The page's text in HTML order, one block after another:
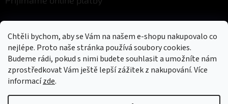
Chtěli bychom, aby se Vám na našem e-shopu nakupovalo co
nejlépe. Proto naše stránka používá soubory cookies.
Budeme rádi, pokud s nimi budete souhlasit a umožníte nám
zprostředkovat Vám ještě lepší zážitek z nakupování.Více
informacízde.
Vytvořil Shoptet
. Všechna práva vyhrazena.